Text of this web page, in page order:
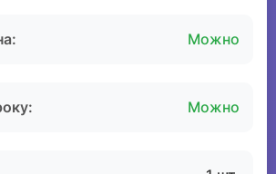
Можно
Можно